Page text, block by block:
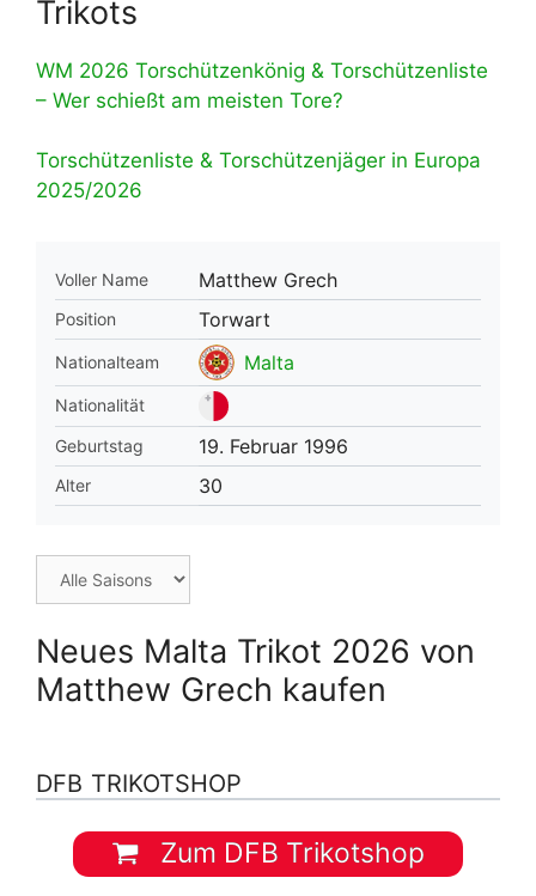
Trikots
WM 2026 Torschützenkönig & Torschützenliste
– Wer schießt am meisten Tore?
Torschützenliste & Torschützenjäger in Europa
2025/2026
Voller Name Matthew Grech
Position Torwart
Nationalteam Malta
Nationalität
Geburtstag
19. Februar 1996
Alter 30
Neues Malta Trikot 2026 von
Matthew Grech kaufen
DFB TRIKOTSHOP
Zum DFB Trikotshop